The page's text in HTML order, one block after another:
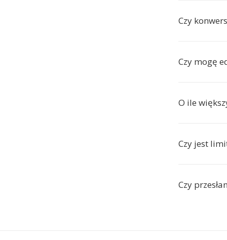
Czy
Czy mogę
O ile
Czy jest
Czy